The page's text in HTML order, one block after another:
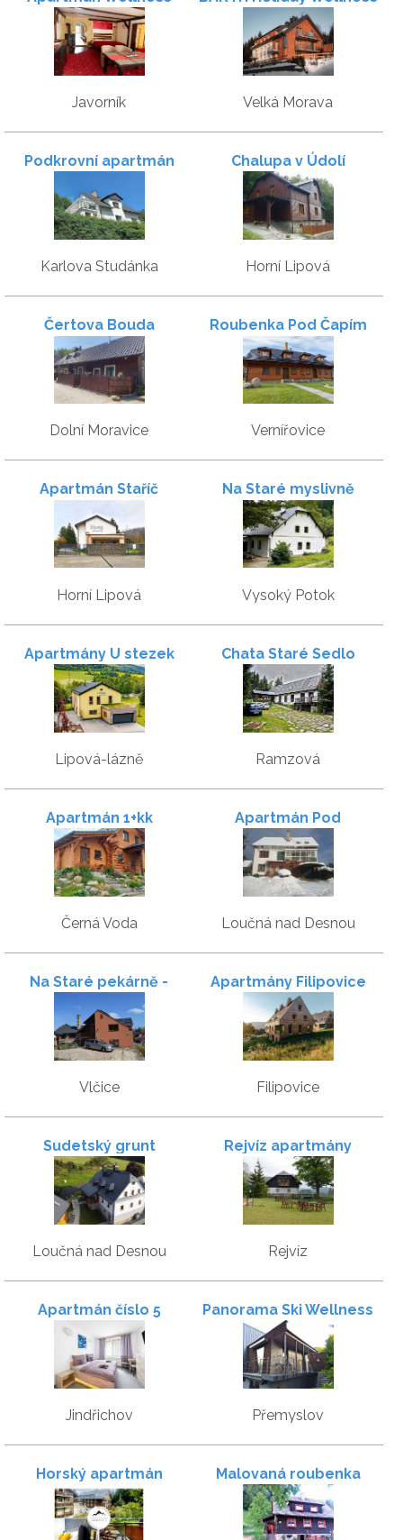
Rychleby
Javorník
apartmány
Velká Morava
Podkrovní apartmán
Karlova Studánka
Chalupa v Údolí
Horní Lipová
Čertova Bouda
Dolní Moravice
Roubenka Pod Čapím
vrchem
Vernířovice
Apartmán Staříč
Horní Lipová
Na Staré myslivně
Vysoký Potok
Apartmány U stezek
Lipová-lázně
Chata Staré Sedlo
Ramzová
Apartmán 1+kk
Černá Voda
Apartmán Pod
Sjezdovkou
Loučná nad Desnou
Na Staré pekárně -
Rychlebské hory
Vlčice
Apartmány Filipovice
Filipovice
Sudetský grunt
Loučná nad Desnou
Rejvíz apartmány
Rejvíz
Apartmán číslo 5
Jindřichov
Panorama Ski Wellness
Přemyslov
Přemyslov
Horský apartmán
Hubertus no 17
Malovaná roubenka